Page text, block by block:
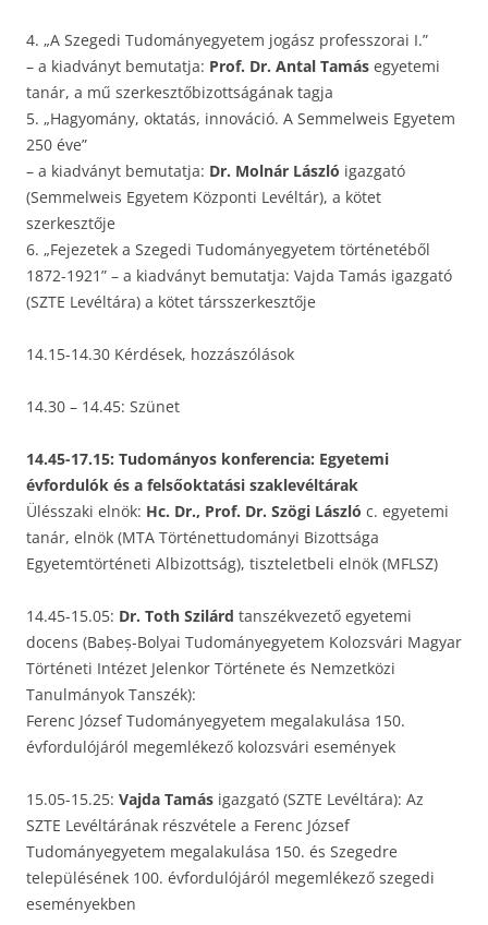
4. „A Szegedi Tudományegyetem jogász professzorai I.”
– a kiadványt bemutatja: Prof. Dr. Antal Tamás egyetemi
tanár, a mű szerkesztőbizottságának tagja
5. „Hagyomány, oktatás, innováció. A Semmelweis Egyetem
250 éve”
– a kiadványt bemutatja: Dr. Molnár László igazgató
(Semmelweis Egyetem Központi Levéltár), a kötet
szerkesztője
6. „Fejezetek a Szegedi Tudományegyetem történetéből
1872-1921” – a kiadványt bemutatja: Vajda Tamás igazgató
(SZTE Levéltára) a kötet társszerkesztője
14.15-14.30 Kérdések, hozzászólások
14.30 – 14.45: Szünet
14.45-17.15: Tudományos konferencia: Egyetemi
évfordulók és a felsőoktatási szaklevéltárak
Ülésszaki elnök: Hc. Dr., Prof. Dr. Szögi László c. egyetemi
tanár, elnök (MTA Történettudományi Bizottsága
Egyetemtörténeti Albizottság), tiszteletbeli elnök (MFLSZ)
14.45-15.05: Dr. Toth Szilárd tanszékvezető egyetemi
docens (Babeș-Bolyai Tudományegyetem Kolozsvári Magyar
Történeti Intézet Jelenkor Története és Nemzetközi
Tanulmányok Tanszék):
Ferenc József Tudományegyetem megalakulása 150.
évfordulójáról megemlékező kolozsvári események
15.05-15.25: Vajda Tamás igazgató (SZTE Levéltára): Az
SZTE Levéltárának részvétele a Ferenc József
Tudományegyetem megalakulása 150. és Szegedre
településének 100. évfordulójáról megemlékező szegedi
eseményekben